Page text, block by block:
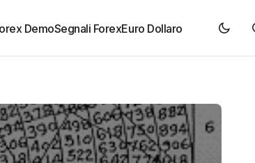
DemoSegnali ForexEuro Dollaro